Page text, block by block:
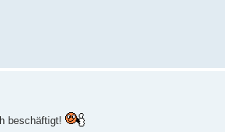
beschäftigt!